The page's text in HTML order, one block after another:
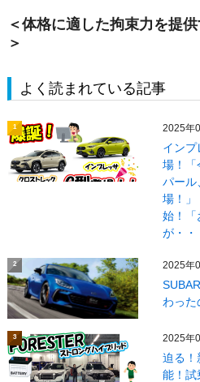
＜体格に適した拘束力を提
＞
よく読まれている記事
1 2025年
インプ
場！「
パール
場！」
始！「
が・・
2 2025年
わった
3 2025年
迫る！
能！試